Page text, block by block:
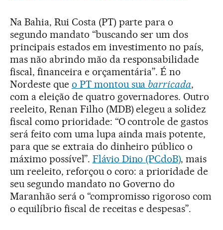
Na Bahia, Rui Costa (PT) parte para o
segundo mandato “buscando ser um dos
principais estados em investimento no país,
mas não abrindo mão da responsabilidade
fiscal, financeira e orçamentária”. É no
Nordeste que o PT montou sua barricada,
com a eleição de quatro governadores. Outro
reeleito, Renan Filho (MDB) elegeu a solidez
fiscal como prioridade: “O controle de gastos
será feito com uma lupa ainda mais potente,
para que se extraia do dinheiro público o
máximo possível”. Flávio Dino (PCdoB), mais
um reeleito, reforçou o coro: a prioridade de
seu segundo mandato no Governo do
Maranhão será o “compromisso rigoroso com
o equilíbrio fiscal de receitas e despesas”.